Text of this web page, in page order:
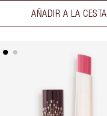
AÑADIR A LA CESTA